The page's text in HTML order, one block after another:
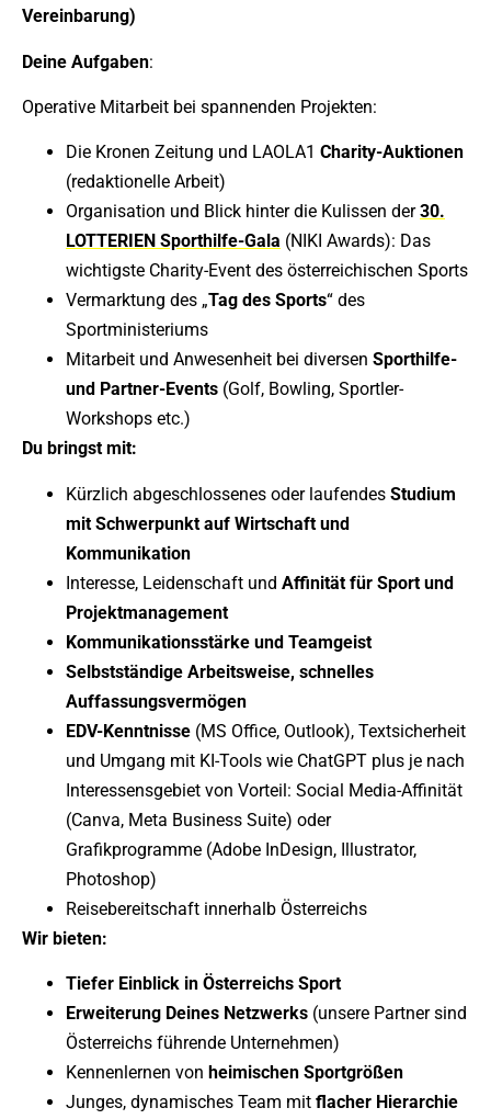
Vereinbarung)
Deine Aufgaben:
Operative Mitarbeit bei spannenden Projekten:
Die Kronen Zeitung und LAOLA1 Charity-Auktionen
(redaktionelle Arbeit)
Organisation und Blick hinter die Kulissen der30.
LOTTERIEN Sporthilfe-Gala (NIKI Awards): Das
wichtigste Charity-Event des österreichischen Sports
Vermarktung des „Tag des Sports“ des
Sportministeriums
Mitarbeit und Anwesenheit bei diversen Sporthilfe-
und Partner-Events (Golf, Bowling, Sportler-
Workshops etc.)
Du bringst mit:
Kürzlich abgeschlossenes oder laufendes Studium
mit Schwerpunkt auf Wirtschaft und
Kommunikation
Interesse, Leidenschaft und Affinität für Sport und
Projektmanagement
Kommunikationsstärke und Teamgeist
Selbstständige Arbeitsweise, schnelles
Auffassungsvermögen
EDV-Kenntnisse (MS Office, Outlook), Textsicherheit
und Umgang mit KI-Tools wie ChatGPT plus je nach
Interessensgebiet von Vorteil: Social Media-Affinität
(Canva, Meta Business Suite) oder
Grafikprogramme (Adobe InDesign, Illustrator,
Photoshop)
Reisebereitschaft innerhalb Österreichs
Wir bieten:
Tiefer Einblick in Österreichs Sport
Erweiterung Deines Netzwerks (unsere Partner sind
Österreichs führende Unternehmen)
Kennenlernen von heimischen Sportgrößen
Junges, dynamisches Team mit flacher Hierarchie